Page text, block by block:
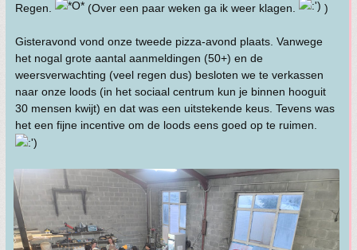
Regen. (Over een paar weken ga ik weer klagen. )
Gisteravond vond onze tweede pizza-avond plaats. Vanwege
het nogal grote aantal aanmeldingen (50+) en de
weersverwachting (veel regen dus) besloten we te verkassen
naar onze loods (in het sociaal centrum kun je binnen hooguit
30 mensen kwijt) en dat was een uitstekende keus. Tevens was
het een fijne incentive om de loods eens goed op te ruimen.